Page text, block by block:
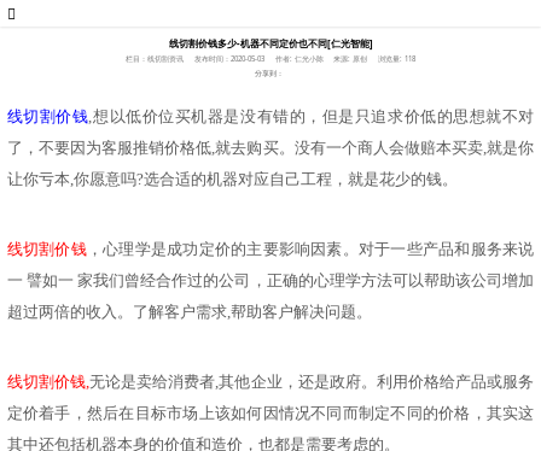
线切割价钱多少-机器不同定价也不同[仁光智能]
栏目：线切割资讯 发布时间：2020-05-03 作者: 仁光小陈 来源: 原创
浏览量: 118
分享到：
线切割价钱,想以低价位买机器是没有错的，但是只追求价低的思想就不对
了，不要因为客服推销价格低,就去购买。没有一个商人会做赔本买卖,就是你
让你亏本,你愿意吗?选合适的机器对应自己工程，就是花少的钱。
线切割价钱，心理学是成功定价的主要影响因素。对于一些产品和服务来说
一 譬如一 家我们曾经合作过的公司，正确的心理学方法可以帮助该公司增加
超过两倍的收入。了解客户需求,帮助客户解决问题。
线切割价钱,无论是卖给消费者,其他企业，还是政府。利用价格给产品或服务
定价着手，然后在目标市场上该如何因情况不同而制定不同的价格，其实这
其中还包括机器本身的价值和造价，也都是需要考虑的。